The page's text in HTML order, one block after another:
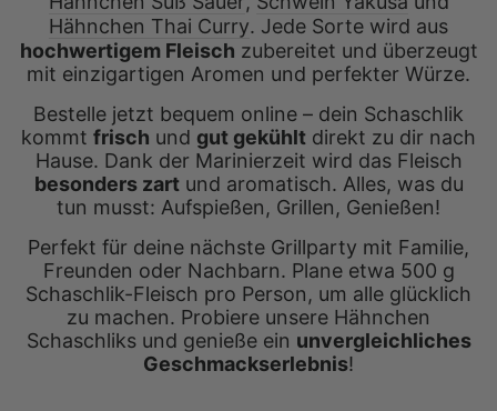
Hähnchen Thai Curry. Jede Sorte wird aus
hochwertigem Fleisch zubereitet und überzeugt
mit einzigartigen Aromen und perfekter Würze.
Bestelle jetzt bequem online – dein Schaschlik
kommt frisch und gut gekühlt direkt zu dir nach
Hause. Dank der Marinierzeit wird das Fleisch
besonders zartund aromatisch. Alles, was du
tun musst: Aufspießen, Grillen, Genießen!
Perfekt für deine nächste Grillparty mit Familie,
Freunden oder Nachbarn. Plane etwa 500 g
Schaschlik-Fleisch pro Person, um alle glücklich
zu machen. Probiere unsere Hähnchen
Schaschliks und genieße ein unvergleichliches
Geschmackserlebnis!